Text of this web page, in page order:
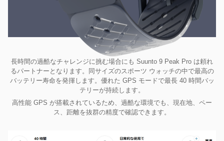
長時間の過酷なチャレンジに挑む場合にも Suunto 9 Peak Pro は頼れ
るパートナーとなります。同サイズのスポーツ ウォッチの中で最高の
バッテリー寿命を発揮します。優れた GPS モードで最長 40 時間バッ
テリーが持続します。
高性能 GPS が搭載されているため、過酷な環境でも、現在地、ペー
ス、距離を抜群の精度で確認できます。